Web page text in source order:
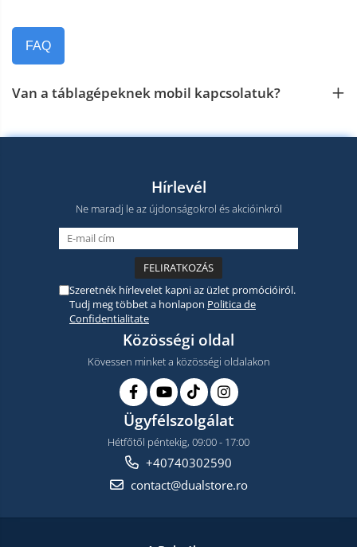
FAQ
Van a táblagépeknek mobil kapcsolatuk?
Hírlevél
Ne maradj le az újdonságokrol és akcióinkról
Szeretnék hírlevelet kapni az üzlet promócióiról.
Tudj meg többet a honlapon Politica de
Confidentialitate
Közösségi oldal
Kövessen minket a közösségi oldalakon
Ügyfélszolgálat
Hétfőtől péntekig, 09:00 - 17:00
+40740302590
contact@dualstore.ro